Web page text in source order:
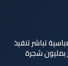
العباسية تباشر تنفيذ
بمليون شجرة